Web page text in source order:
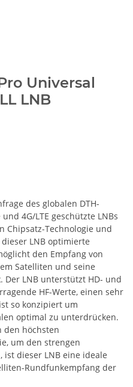
Universal
LNB
des globalen DTH-
4G/LTE geschützte LNBs
Chipsatz-Technologie und
LNB optimierte
den Empfang von
Satelliten und seine
Der LNB unterstützt HD- und
HF-Werte, einen sehr
so konzipiert um
optimal zu unterdrücken.
den höchsten
um den strengen
ist dieser LNB eine ideale
Rundfunkempfang der